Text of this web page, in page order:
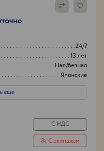
24/7
13 лет
Нал/безнал
Японские
еще
С НДС
С экипажем